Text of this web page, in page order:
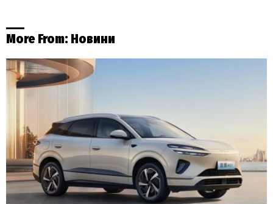
More From: Новини